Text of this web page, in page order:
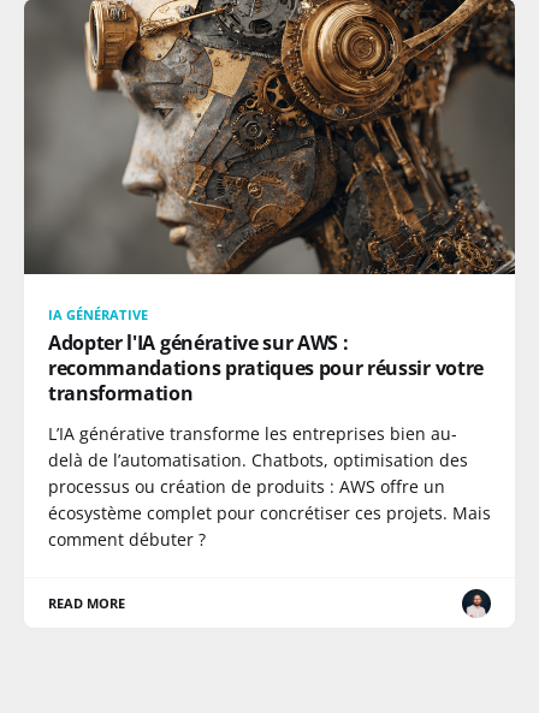
IA GÉNÉRATIVE
Adopter l'IA générative sur AWS :
recommandations pratiques pour réussir votre
transformation
L’IA générative transforme les entreprises bien au-
delà de l’automatisation. Chatbots, optimisation des
processus ou création de produits : AWS offre un
écosystème complet pour concrétiser ces projets. Mais
comment débuter ?
READ MORE